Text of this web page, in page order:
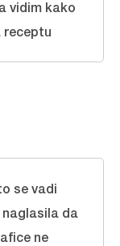
vidim kako
receptu
se vadi
da
ne